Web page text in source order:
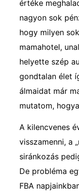
értéke
nagyon sok
hogy milyen
mamahotel,
helyette szép
gondtalan élet
álmaidat már
mutatom,
A kilencvenes
visszamenni, a
siránkozás
De probléma
FBA